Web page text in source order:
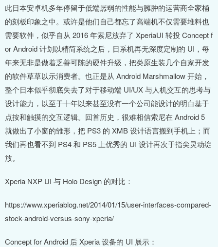
此日本安卓机多年停留于低端孱弱的性能与臃肿的运营商全家桶
的刻板印象之中。或许是他们自己都忘了高端机不仅需要堆料也
需要软件，似乎自从 2016 年索尼放弃了 XperiaUI 转投 Concept f
or Android 计划以精简系统之后，日系机再无深度定制的 UI，每
年来无非是做着乏善可陈的硬件升级，把类原生装几个自家开发
的软件草草以示消费者。也正是从 Android Marshmallow 开始，
整个日本似乎彻底失去了对于移动端 UI/UX 与人机交互的思考与
设计能力，以至于十年以来甚至没有一个公司能设计的明白基于
点按和触摸的交互逻辑。回首历史，很难相信索尼在 Android 5
就做出了小窗的雏形，把 PS3 的 XMB 设计语言搬到手机上；而
我们再也看不到 PS4 和 PS5 上优秀的 UI 设计再次于指尖灵动绽
放。
Xperia NXP UI 与 Holo Design 的对比：
https://www.xperiablog.net/2014/01/15/user-interfaces-compared-
stock-android-versus-sony-xperia/
Concept for Android 后 Xperia 设备的 UI 展示：